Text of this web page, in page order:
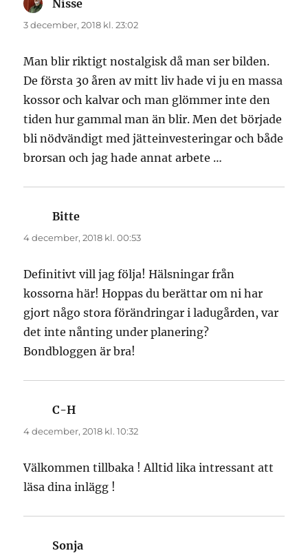
Nisse
3 december, 2018 kl. 23:02
Man blir riktigt nostalgisk då man ser bilden.
De första 30 åren av mitt liv hade vi ju en massa
kossor och kalvar och man glömmer inte den
tiden hur gammal man än blir. Men det började
bli nödvändigt med jätteinvesteringar och både
brorsan och jag hade annat arbete …
Bitte
4 december, 2018 kl. 00:53
Definitivt vill jag följa! Hälsningar från
kossorna här! Hoppas du berättar om ni har
gjort någo stora förändringar i ladugården, var
det inte nånting under planering?
Bondbloggen är bra!
C-H
4 december, 2018 kl. 10:32
Välkommen tillbaka ! Alltid lika intressant att
läsa dina inlägg !
Sonja